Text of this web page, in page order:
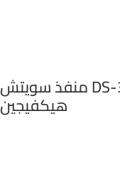
DS-3E1518P-EI/M – 16 منفذ سويتش
هيكفيجين